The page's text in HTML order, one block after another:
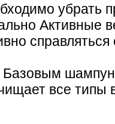
убрать
Активные
все типы